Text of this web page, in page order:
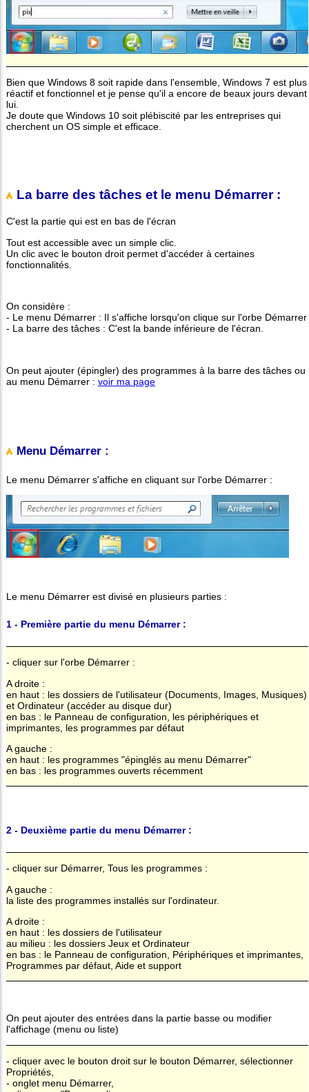
Bien que Windows 8 soit rapide dans l'ensemble, Windows 7 est plus
réactif et fonctionnel et je pense qu'il a encore de beaux jours devant
lui.
Je doute que Windows 10 soit plébiscité par les entreprises qui
cherchent un OS simple et efficace.
La barre des tâches et le menu Démarrer :
C'est la partie qui est en bas de l'écran
Tout est accessible avec un simple clic.
Un clic avec le bouton droit permet d'accéder à certaines
fonctionnalités.
On considère :
- Le menu Démarrer : Il s'affiche lorsqu'on clique sur l'orbe Démarrer
- La barre des tâches : C'est la bande inférieure de l'écran.
On peut ajouter (épingler) des programmes à la barre des tâches ou
au menu Démarrer : voir ma page
Menu Démarrer :
Le menu Démarrer s'affiche en cliquant sur l'orbe Démarrer :
Le menu Démarrer est divisé en plusieurs parties :
1 - Première partie du menu Démarrer :
- cliquer sur l'orbe Démarrer :
A droite :
en haut : les dossiers de l'utilisateur (Documents, Images, Musiques)
et Ordinateur (accéder au disque dur)
en bas : le Panneau de configuration, les périphériques et
imprimantes, les programmes par défaut
A gauche :
en haut : les programmes "épinglés au menu Démarrer"
en bas : les programmes ouverts récemment
2 - Deuxième partie du menu Démarrer :
- cliquer sur Démarrer, Tous les programmes :
A gauche :
la liste des programmes installés sur l'ordinateur.
A droite :
en haut : les dossiers de l'utilisateur
au milieu : les dossiers Jeux et Ordinateur
en bas : le Panneau de configuration, Périphériques et imprimantes,
Programmes par défaut, Aide et support
On peut ajouter des entrées dans la partie basse ou modifier
l'affichage (menu ou liste)
- cliquer avec le bouton droit sur le bouton Démarrer, sélectionner
Propriétés,
- onglet menu Démarrer,